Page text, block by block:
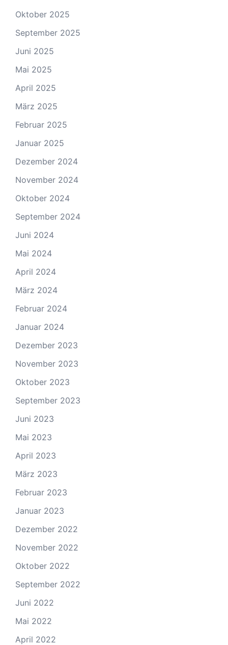
Oktober 2025
September 2025
Juni 2025
Mai 2025
April 2025
März 2025
Februar 2025
Januar 2025
Dezember 2024
November 2024
Oktober 2024
September 2024
Juni 2024
Mai 2024
April 2024
März 2024
Februar 2024
Januar 2024
Dezember 2023
November 2023
Oktober 2023
September 2023
Juni 2023
Mai 2023
April 2023
März 2023
Februar 2023
Januar 2023
Dezember 2022
November 2022
Oktober 2022
September 2022
Juni 2022
Mai 2022
April 2022